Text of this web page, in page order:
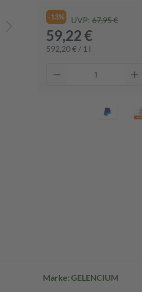
-13% UVP: 67,95 €
59,22 €
592,20 € / 1 l
Marke: GELENCIUM